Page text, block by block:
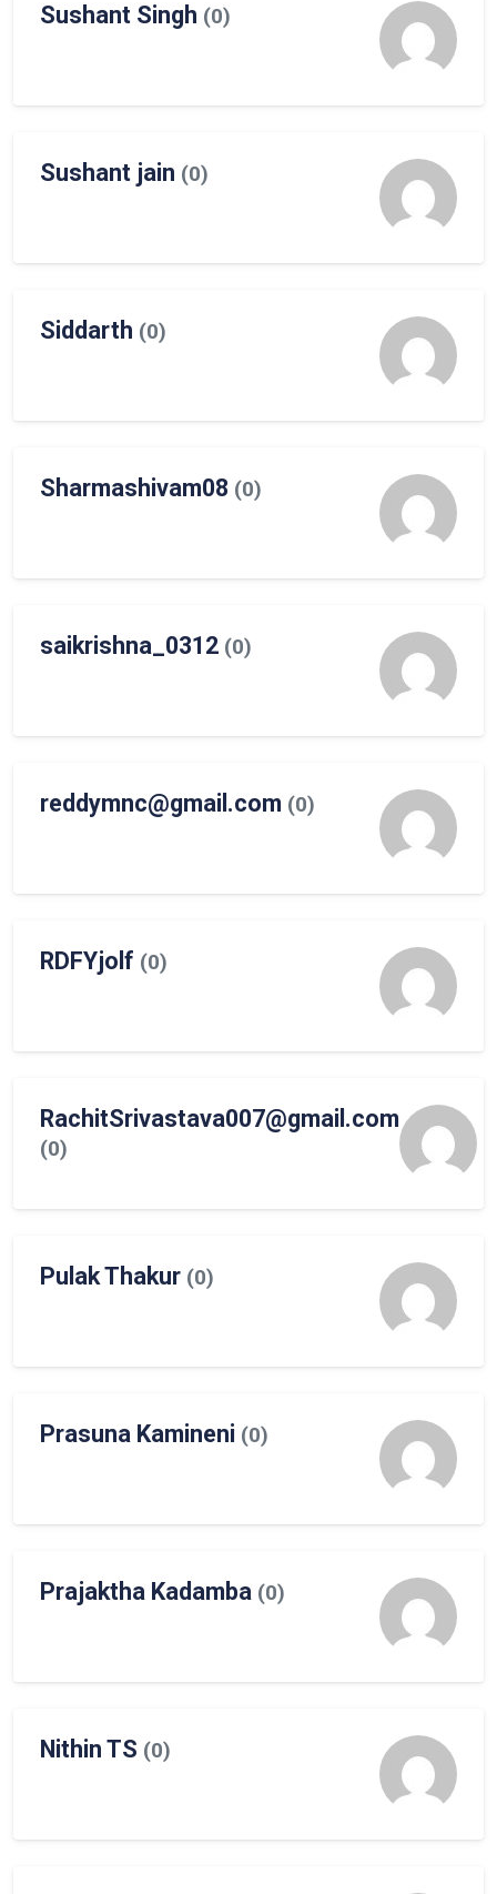
Sushant Singh (0)
Sushant jain (0)
Siddarth (0)
Sharmashivam08 (0)
saikrishna_0312 (0)
reddymnc@gmail.com (0)
RDFYjolf (0)
RachitSrivastava007@gmail.com
(0)
Pulak Thakur (0)
Prasuna Kamineni (0)
Prajaktha Kadamba (0)
Nithin TS (0)